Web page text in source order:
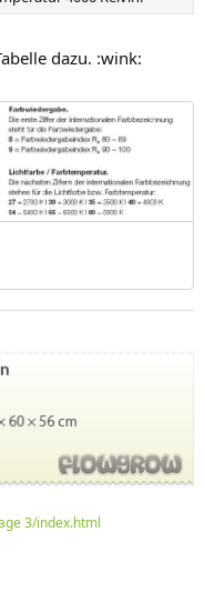
dazu. :wink:
3/index.html